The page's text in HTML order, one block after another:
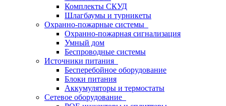
Комплекты СКУД
Шлагбаумы и турникеты
Охранно-пожарные системы
Охранно-пожарная сигнализация
Умный дом
Беспроводные системы
Источники питания
Бесперебойное оборудование
Блоки питания
Аккумуляторы и термостаты
Сетевое оборудование